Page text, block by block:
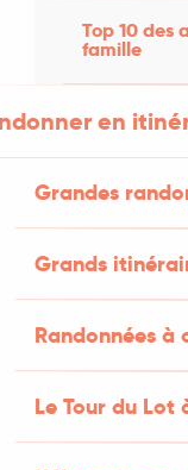
Top 10 des
famille
en
Grandes
Grands
Randonnées
Le Tour du Lot